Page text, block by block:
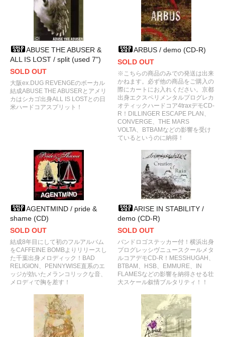
ABUSE THE ABUSER &
ALL IS LOST / split (used 7")
SOLD OUT
大阪ex.DUG REVENGEのボーカル
結成ABUSE THE ABUSERとアメリ
カはシカゴ出身ALL IS LOSTとの日
米ハードコアスプリット！
ARBUS / demo (CD-R)
SOLD OUT
※こちらの商品のみでの発送は出来
かねます。必ず他の商品をご購入の
際にカートにお入れください。京都
出身エクスペリメンタルプログレカ
オティックハードコア4traxデモCD-
R！DILLINGER ESCAPE PLAN、
CONVERGE、THE MARS
VOLTA、BTBAMなどの影響を受け
ているというのに納得！
AGENTMIND / pride &
shame (CD)
SOLD OUT
結成8年目にして初のフルアルバム
をCAFFEINE BOMBよりリリースし
た千葉出身メロディック！BAD
RELIGION、PENNYWISE直系のエ
ッジが効いたメランコリックな音、
メロディで胸を差す！
ARISE IN STABILITY /
demo (CD-R)
SOLD OUT
バンドロゴステッカー付！横浜出身
プログレッシヴニュースクールメタ
ルコアデモCD-R！MESSHUGAH、
BTBAM、HSB、EMMURE、IN
FLAMESなどの影響を納得させる壮
大スケール叙情ブルタリティ！！